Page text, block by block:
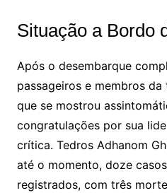
Situação a Bordo
Após o desembarque
passageiros e membros
que se mostrou
congratulações por sua
crítica. Tedros Adhanom
até o momento, doze
registrados, com três